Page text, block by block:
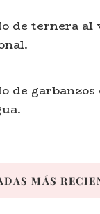
de ternera
de garbanzos
MÁS